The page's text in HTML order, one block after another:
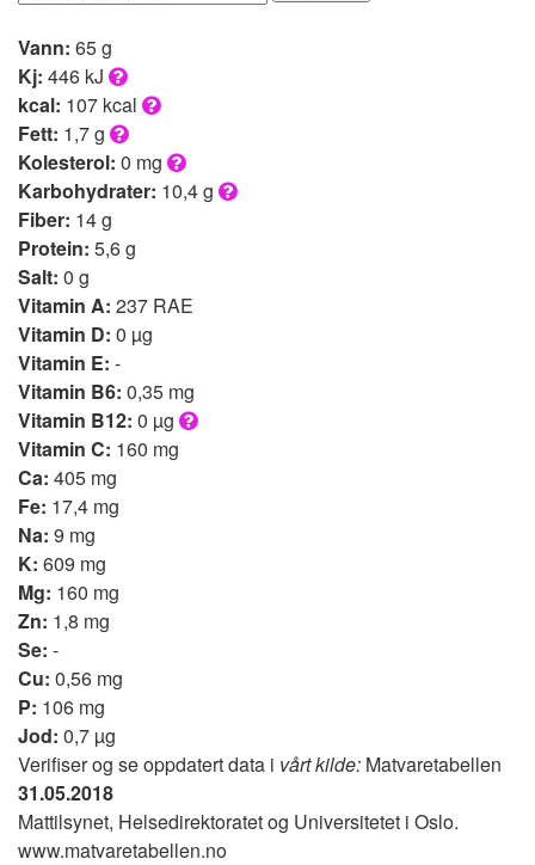
Vann: 65 g
Kj: 446 kJ
kcal: 107 kcal
Fett: 1,7 g
Kolesterol: 0 mg
Karbohydrater: 10,4 g
Fiber: 14 g
Protein: 5,6 g
Salt: 0 g
Vitamin A: 237 RAE
Vitamin D: 0 µg
Vitamin E: -
Vitamin B6: 0,35 mg
Vitamin B12: 0 µg
Vitamin C: 160 mg
Ca: 405 mg
Fe: 17,4 mg
Na: 9 mg
K: 609 mg
Mg: 160 mg
Zn: 1,8 mg
Se: -
Cu: 0,56 mg
P: 106 mg
Jod: 0,7 µg
Verifiser og se oppdatert data i vårt kilde: Matvaretabellen
31.05.2018
Mattilsynet, Helsedirektoratet og Universitetet i Oslo.
www.matvaretabellen.no